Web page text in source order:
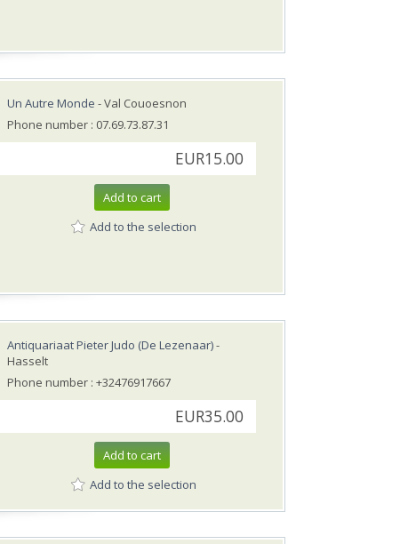
Un Autre Monde - Val Couoesnon
Phone number : 07.69.73.87.31
EUR15.00
Add to cart
Add to the selection
Antiquariaat Pieter Judo (De Lezenaar)-
Hasselt
Phone number : +32476917667
EUR35.00
Add to cart
Add to the selection